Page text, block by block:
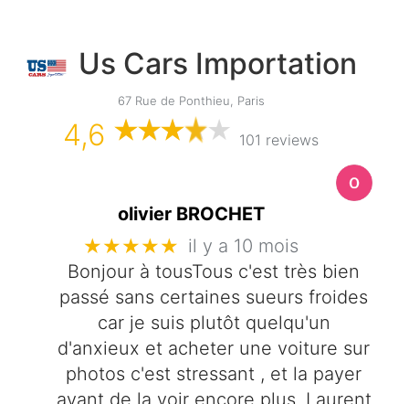
Us Cars Importation
67 Rue de Ponthieu, Paris
4,6 101 reviews
olivier BROCHET
★★★★★ il y a 10 mois
Bonjour à tousTous c'est très bien
passé sans certaines sueurs froides
car je suis plutôt quelqu'un
d'anxieux et acheter une voiture sur
photos c'est stressant , et la payer
avant de la voir encore plus .Laurent